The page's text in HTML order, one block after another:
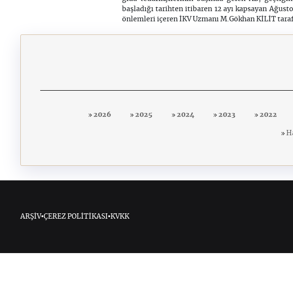
başladığı tarihten itibaren 12 ayı kapsayan
önlemleri içeren İKV Uzmanı M.Gökhan KİLİT
2026 2025 2024 2023 2022
ARŞİV•ÇEREZ POLİTİKASI•KVKK